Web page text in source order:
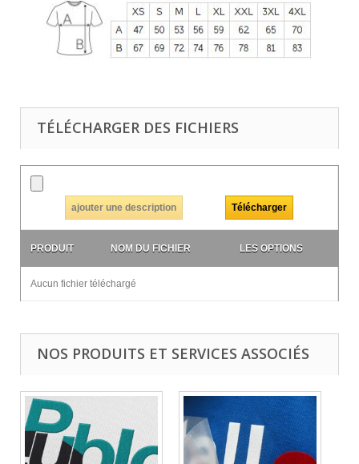
TÉLÉCHARGER DES FICHIERS
ajouter une description
PRODUIT NOM DU FICHIER LES OPTIONS
Aucun fichier téléchargé
NOS PRODUITS ET SERVICES ASSOCIÉS